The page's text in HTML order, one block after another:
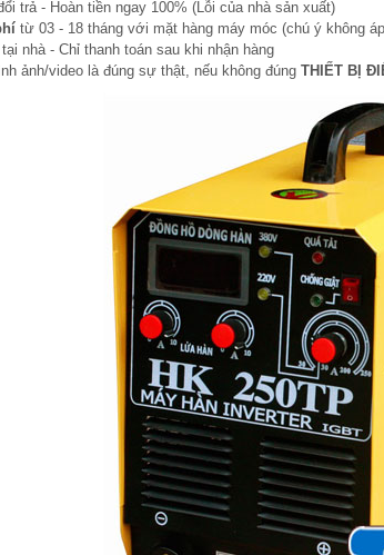
trả - Hoàn tiền ngay 100% (Lỗi của nhà sản xuất)
từ 03 - 18 tháng với mặt hàng máy móc (chú ý không
nhà - Chỉ thanh toán sau khi nhận hàng
ảnh/video là đúng sự thật, nếu không đúng THIẾT BỊ